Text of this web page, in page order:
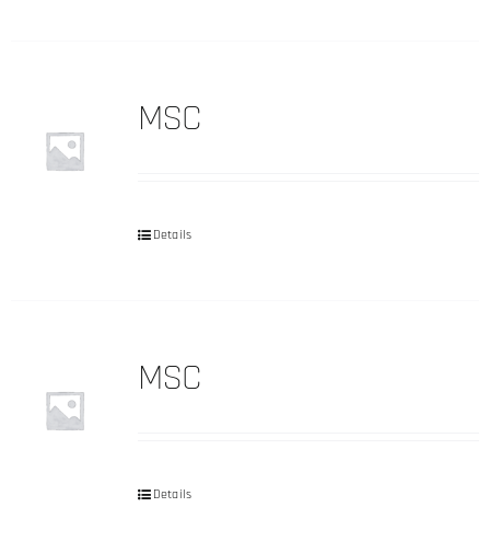
MSC
Details
MSC
Details